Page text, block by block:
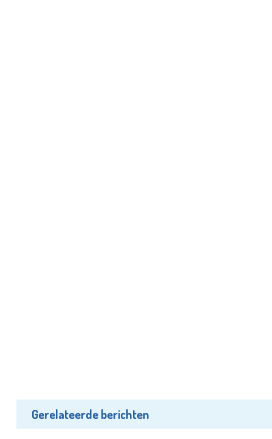
Gerelateerde berichten